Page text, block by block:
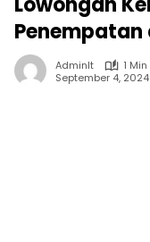
Adminlt
1
September 4, 2024